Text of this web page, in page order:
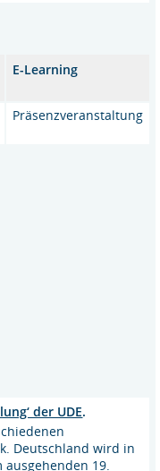
E-Learning
Präsenzveranstaltung
der UDE.
Deutschland wird in
19.